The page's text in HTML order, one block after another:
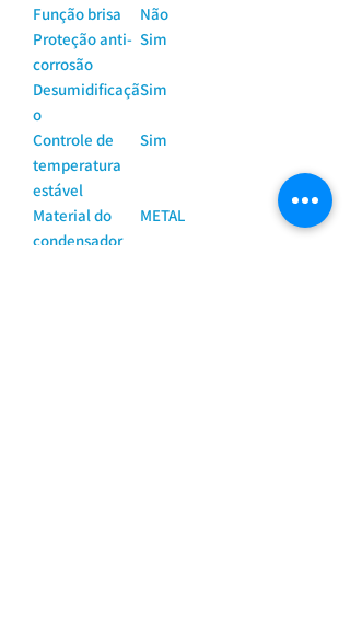
Função brisa
Não
Proteção anti-
corrosão
Sim
Desumidificaçã
o
Sim
Controle de
temperatura
estável
Sim
Material do
condensador
METAL